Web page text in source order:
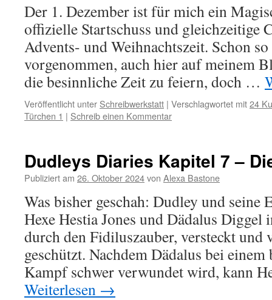
Der 1. Dezember ist für mich ein
offizielle Startschuss und gleichzeitige
Advents- und Weihnachtszeit. Schon
vorgenommen, auch hier auf meinem
die besinnliche Zeit zu feiern, doch …
Veröffentlicht unter Schreibwerkstatt | Verschlagwortet mit24
Türchen 1 | Schreib einen Kommentar
Dudleys Diaries Kapitel 7 –
Publiziert am 26. Oktober 2024von Alexa Bastone
Was bisher geschah: Dudley und seine
Hexe Hestia Jones und Dädalus Diggel
durch den Fidiluszauber, versteckt und
geschützt. Nachdem Dädalus bei
Kampf schwer verwundet wird, kann
Weiterlesen →